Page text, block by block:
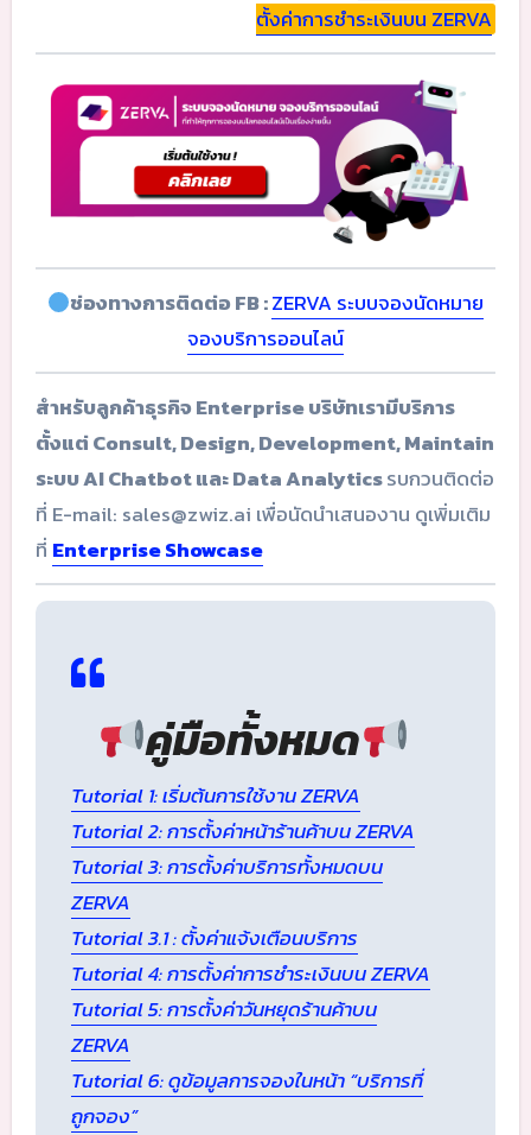
ตั้งค่าการชำระเงินบน ZERVA
ช่องทางการติดต่อ FB :ZERVA ระบบจองนัดหมาย
จองบริการออนไลน์
สำหรับลูกค้าธุรกิจ Enterprise บริษัทเรามีบริการ
ตั้งแต่ Consult, Design, Development, Maintain
ระบบ AI Chatbot และ Data Analyticsรบกวนติดต่อ
ที่ E-mail: sales@zwiz.ai เพื่อนัดนำเสนองาน ดูเพิ่มเติม
ที่ Enterprise Showcase
คู่มือทั้งหมด
Tutorial 1: เริ่มต้นการใช้งาน ZERVA
Tutorial 2: การตั้งค่าหน้าร้านค้าบน ZERVA
Tutorial 3: การตั้งค่าบริการทั้งหมดบน
ZERVA
Tutorial 3.1 : ตั้งค่าแจ้งเตือนบริการ
Tutorial 4: การตั้งค่าการชำระเงินบน ZERVA
Tutorial 5: การตั้งค่าวันหยุดร้านค้าบน
ZERVA
Tutorial 6: ดูข้อมูลการจองในหน้า “บริการที่
ถูกจอง”